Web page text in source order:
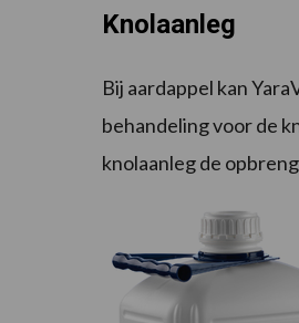
Knolaanleg
Bij aardappel kan
behandeling voor de
knolaanleg de